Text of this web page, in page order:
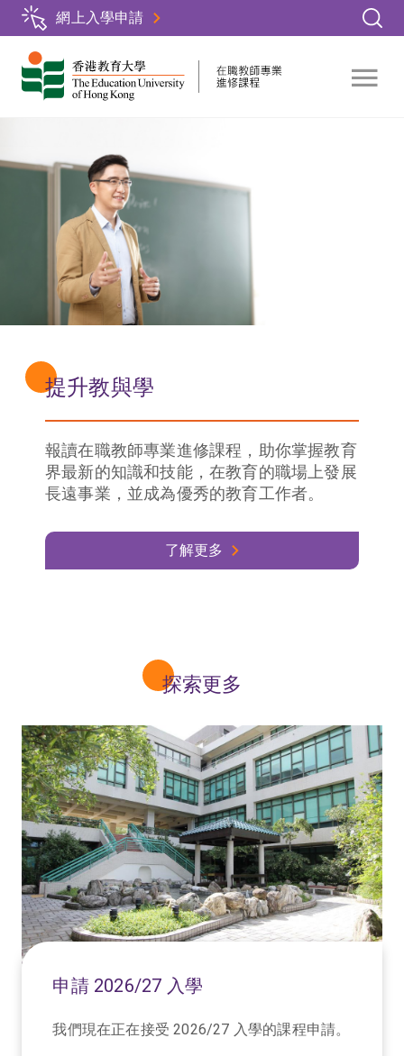
Skip
main
content
網上入學申請
提升教與學
報讀在職教師專業進修課程，助你掌握教育
界最新的知識和技能，在教育的職場上發展
長遠事業，並成為優秀的教育工作者。
了解更多
探索更多
申請 2026/27 入學
我們現在正在接受 2026/27 入學的課程申請。